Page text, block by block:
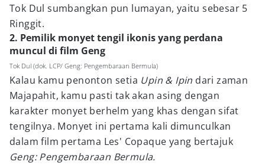
Tok Dul sumbangkan pun lumayan, yaitu sebesar 5
Ringgit.
2. Pemilik monyet tengil ikonis yang perdana
muncul di film Geng
Tok Dul (dok. LCP/ Geng: Pengembaraan Bermula)
Kalau kamu penonton setia Upin & Ipin dari zaman
Majapahit, kamu pasti tak akan asing dengan
karakter monyet berhelm yang khas dengan sifat
tengilnya. Monyet ini pertama kali dimunculkan
dalam film pertama Les' Copaque yang bertajuk
Geng: Pengembaraan Bermula.